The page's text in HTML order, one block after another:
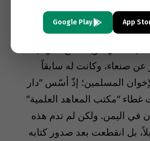
ذلك، سُجن في السعودية، وبعد
العقوبة عاد إلى اليمن؛ حيث
عن صنعاء، وكانت له سابقاً
المسلمين؛ إذّ أسّس “دار
“مكتب المعاهد العلمية”
في اليمن. ولكن لم تدم هذه
بل انقطعت بعد صدور كتابه
App
Google Play